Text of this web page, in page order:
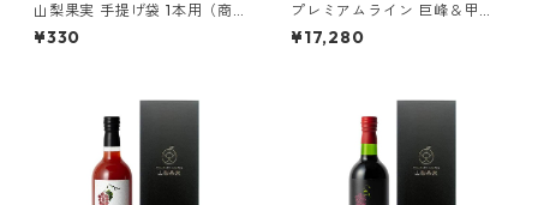
山梨果実 手提げ袋 1本用（商
品に同梱）
¥330
プレミアムライン 巨峰＆甲州
（レッド）2本セット 果汁10
0％ストレート最高級ぶどうジ
¥17,280